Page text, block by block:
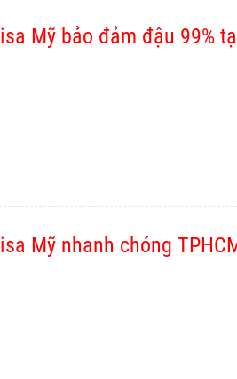
Mỹ bảo đảm đậu 99%
Mỹ nhanh chóng